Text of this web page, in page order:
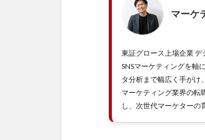
マーケ
東証グロース上場企業 デ
SNSマーケティングを軸
タ分析まで幅広く手がけ
マーケティング業界の転
し、次世代マーケターの